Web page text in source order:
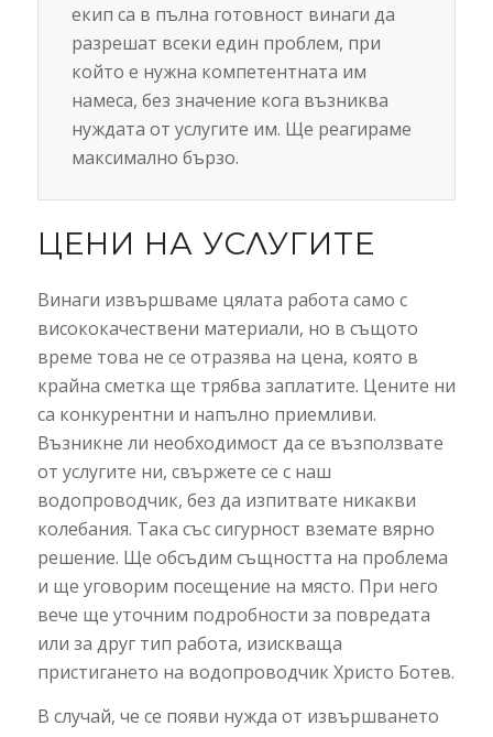
екип са в пълна готовност винаги да
разрешат всеки един проблем, при
който е нужна компетентната им
намеса, без значение кога възниква
нуждата от услугите им. Ще реагираме
максимално бързо.
ЦЕНИ НА УСЛУГИТЕ
Винаги извършваме цялата работа само с
висококачествени материали, но в същото
време това не се отразява на цена, която в
крайна сметка ще трябва заплатите. Цените ни
са конкурентни и напълно приемливи.
Възникне ли необходимост да се възползвате
от услугите ни, свържете се с наш
водопроводчик, без да изпитвате никакви
колебания. Така със сигурност вземате вярно
решение. Ще обсъдим същността на проблема
и ще уговорим посещение на място. При него
вече ще уточним подробности за повредата
или за друг тип работа, изискваща
пристигането на водопроводчик Христо Ботев.
В случай, че се появи нужда от извършването